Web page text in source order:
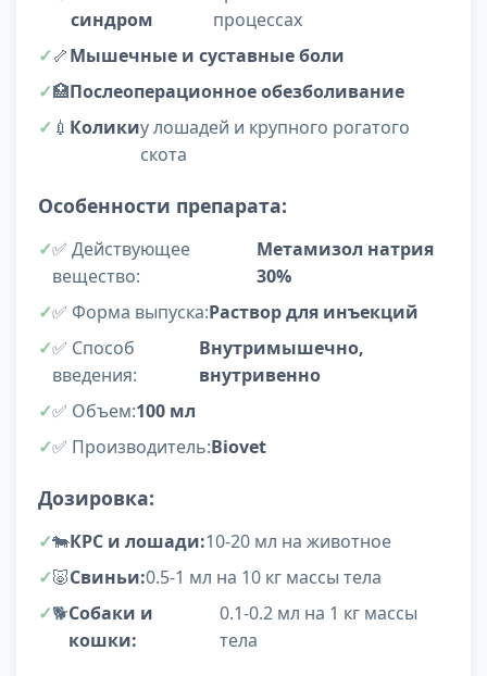
синдром
процессах
🦴Мышечные и суставные боли
🏥Послеоперационное обезболивание
💉 Коликиу лошадей и крупного рогатого
скота
Особенности препарата:
✅ Действующее
вещество:
Метамизол натрия
30%
✅ Форма выпуска:Раствор для инъекций
✅ Способ
введения:
Внутримышечно,
внутривенно
✅ Объем:100 мл
✅ Производитель:Biovet
Дозировка:
🐄КРС и лошади:10-20 мл на животное
🐷Свиньи:0.5-1 мл на 10 кг массы тела
🐕Собаки и
кошки:
0.1-0.2 мл на 1 кг массы
тела